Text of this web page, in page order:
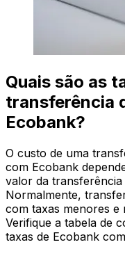
Quais são as
transferência
Ecobank?
O custo de uma
com Ecobank
valor da transferência
Normalmente,
com taxas menores e
Verifique a tabela de
taxas de Ecobank